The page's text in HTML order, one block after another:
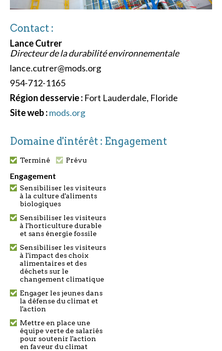
Contact :
Lance Cutrer
Directeur de la durabilité environnementale
lance.cutrer@mods.org
954-712-1165
Région desservie : Fort Lauderdale, Floride
Site web :mods.org
Domaine d'intérêt : Engagement
Terminé Prévu
Engagement
Sensibiliser les visiteurs
à la culture d'aliments
biologiques
Sensibiliser les visiteurs
à l'horticulture durable
et sans énergie fossile
Sensibiliser les visiteurs
à l'impact des choix
alimentaires et des
déchets sur le
changement climatique
Engager les jeunes dans
la défense du climat et
l'action
Mettre en place une
équipe verte de salariés
pour soutenir l'action
en faveur du climat